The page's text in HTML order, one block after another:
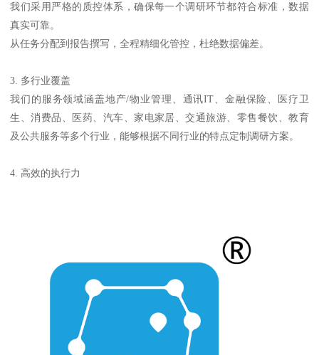
我们采用严格的质控体系，确保每一个调研环节都符合标准，数据
真实可靠。
从任务分配到报告撰写，全程精细化管控，杜绝数据偏差。
3. 多行业覆盖
我们的服务领域涵盖地产/物业管理、通讯IT、金融保险、医疗卫
生、消费品、医药、汽车、家电家居、交通旅游、零售餐饮、教育
及公共服务等多个行业，能够根据不同行业的特点定制调研方案。
4. 高效的执行力